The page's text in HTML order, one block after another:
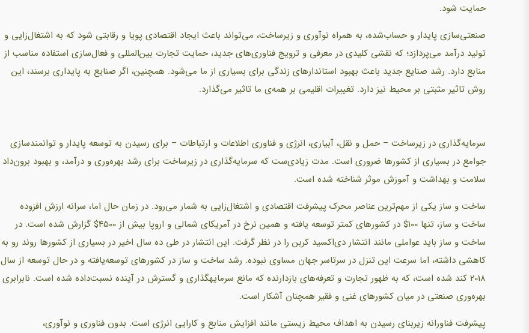
حمایت شود.
صنعتی‌سازی پایدار و حساب‌شده، به همراه نوآوری و زیرساخت، می‌تواند باعث ایجاد اقتصادی پویا و رقابتی شود که به اشتغال‌زایی و
تولید درآمد می‌پردازد؛ که نقشی کلیدی در معرفی و ترویج فناوری‌های جدید، حمایت تجارت بین‌المللی و فعال‌سازی استفاده مناسب از
منابع دارد. رشد صنایع جدید باعث بهبود استاندارهای زندگی برای بسیاری از ما می‌شود. همچنین، اگر صنایع به پایداری برسند، این
روش تاثیر مثبتی بر محیط نیز دارد. تغییرات اقلیمی بر همه‌ی ما تاثیر می‌گذارد.
سرمایه‌گذاری در زیرساخت – حمل و نقل، آبیاری، انرژی و فناوری اطلاعات و ارتباطات – برای رسیدن به توسعه پایدار و توانمندسازی
جوامع در بسیاری از کشورها ضروری است. مدت زیادی‌ست که سرمایه‌گذاری در زیرساخت برای رشد بهره‌وری و درآمد، و بهبود برون‌داد
سلامت و بهداشت و آموزش موثر شناخته شده است.
ساخت و ساز یکی از مهم‌ترین عناصر محرک پیشرفت اقتصادی و اشتغال‌زایی به شمار می‌رود. در زمان حال اما، سرانه ارزش افزوده
ساخت و ساز، تنها 100$ در کشورهای کمتر توسعه یافته و همین نرخ در آمریکای شمالی و اروپا بیش از 4500$ گزارش شده است. در
ساخت و ساز باید عواملی مانند انتشار دی‌اکسید کربن را در نظر گرفت. این انتشار در طی ده سال اخیر در بسیاری از کشورها روند رو به
کاهشی داشته، اما سرعت این تنزل در سرتاسر جهان مساوی نبوده. رشد ساخت و ساز در کشورهای توسعه‌یافته و در حال توسعه از سال
2018 کند شده است، که به ظهور تجارت و تعرفه‌های بازدارنده که مانع سرمایه‎گذاری و گسترش در آینده نسبت‌داده شده است. نابرابری
بهره‌وری صنعتی در میان کشورهای غنی و فقیر همچنان آشکار است.
پیشرفت فناورانه زیربنای رسیدن به اهداف محیط زیستی مانند افزایش منابع و کارایی انرژی است. بدون فناوری و نوآوری،